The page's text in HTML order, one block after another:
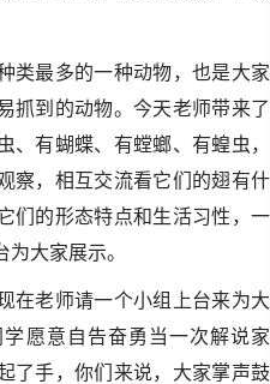
类最多的一种动物，也是大家
抓到的动物。今天老师带来了
、有蝴蝶、有螳螂、有蝗虫，
察，相互交流看它们的翅有什
们的形态特点和生活习性，一
大家展示。
在老师请一个小组上台来为大
愿意自告奋勇当一次解说家
了手，你们来说，大家掌声鼓